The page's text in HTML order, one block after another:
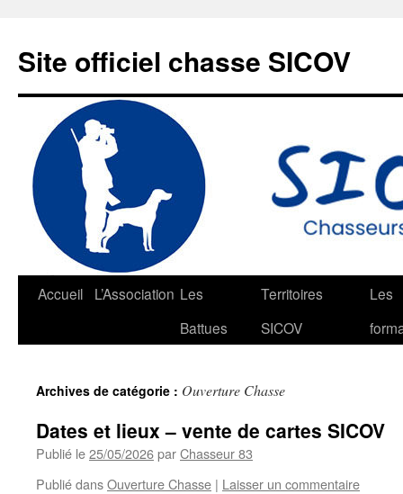
contenu
Site officiel chasse SICOV
Accueil L’Association Les
Battues
Territoires
SICOV
Les
Archives de catégorie : Ouverture Chasse
Dates et lieux – vente de cartes SICOV
Publié le25/05/2026parChasseur 83
Publié dansOuverture Chasse | Laisser un commentaire